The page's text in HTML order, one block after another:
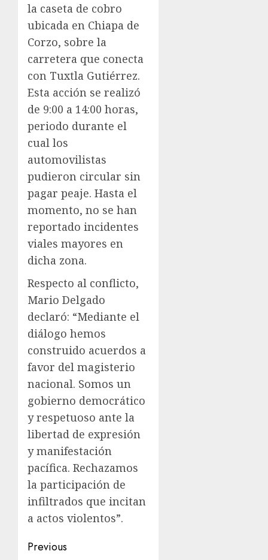
la caseta de cobro
ubicada en Chiapa de
Corzo, sobre la
carretera que conecta
con Tuxtla Gutiérrez.
Esta acción se realizó
de 9:00 a 14:00 horas,
periodo durante el
cual los
automovilistas
pudieron circular sin
pagar peaje. Hasta el
momento, no se han
reportado incidentes
viales mayores en
dicha zona.
Respecto al conflicto,
Mario Delgado
declaró: “Mediante el
diálogo hemos
construido acuerdos a
favor del magisterio
nacional. Somos un
gobierno democrático
y respetuoso ante la
libertad de expresión
y manifestación
pacífica. Rechazamos
la participación de
infiltrados que incitan
a actos violentos”.
Previous